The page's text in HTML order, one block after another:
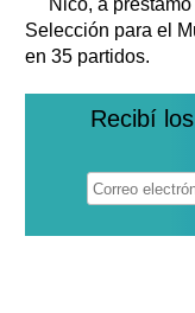
Nico, a
Selección para el
en 35 partidos.
Recibí